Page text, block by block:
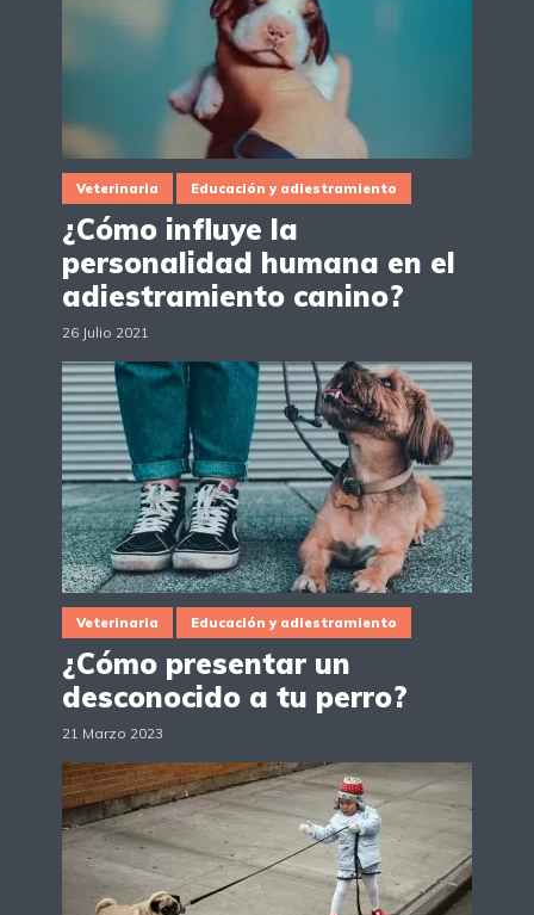
Veterinaria Educación y adiestramiento
¿Cómo influye la
personalidad humana en el
adiestramiento canino?
26 Julio 2021
Veterinaria Educación y adiestramiento
¿Cómo presentar un
desconocido a tu perro?
21 Marzo 2023